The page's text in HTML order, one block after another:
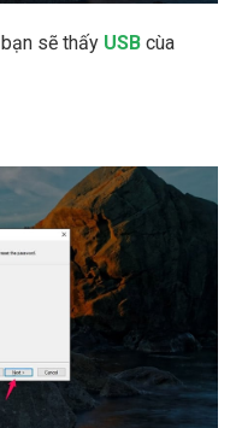
bạn sẽ thấy USB cùa